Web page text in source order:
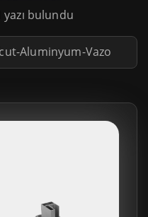
bulundu
Aluminyum-Vazo